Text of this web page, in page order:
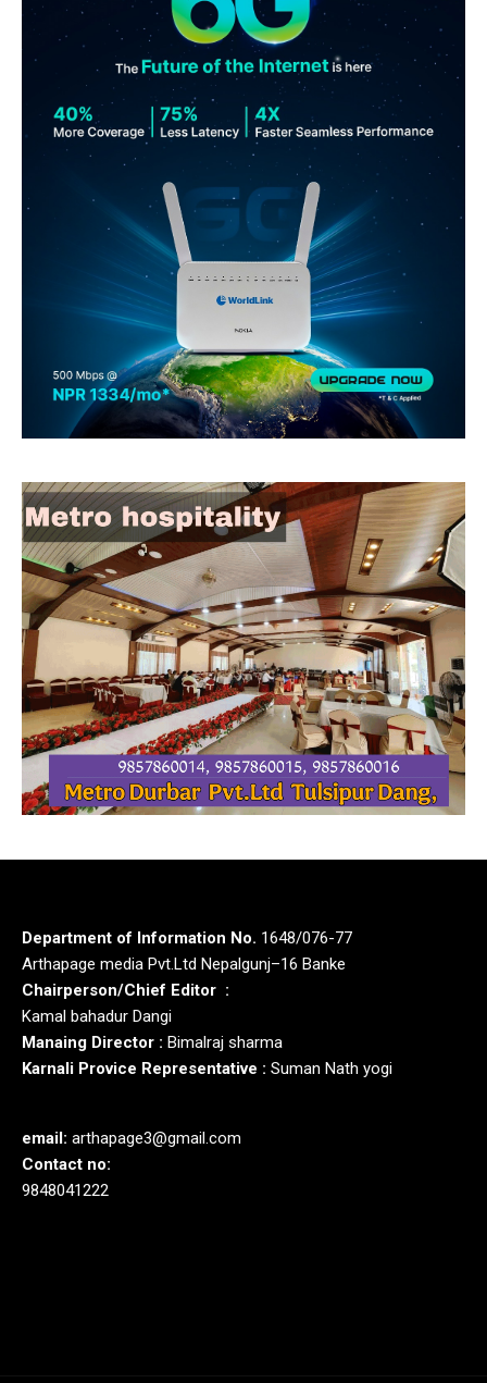
Department of Information No. 1648/076-77
Arthapage media Pvt.Ltd Nepalgunj–16 Banke
Chairperson/Chief Editor :
Kamal bahadur Dangi
Manaing Director : Bimalraj sharma
Karnali Provice Representative : Suman Nath yogi
email: arthapage3@gmail.com
Contact no:
9848041222